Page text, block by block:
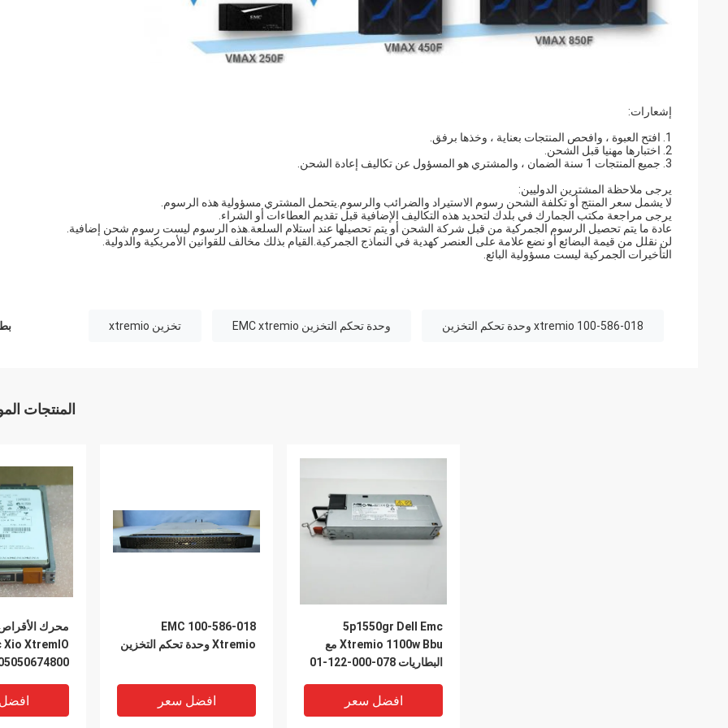
إشعارات:
1. افتح العبوة ، وافحص المنتجات بعناية ، وخذها برفق.
2. اختبارها مهنيا قبل الشحن.
3. جميع المنتجات 1 سنة الضمان ، والمشتري هو المسؤول عن تكاليف إعادة الشحن.
يرجى ملاحظة المشترين الدوليين:
لا يشمل سعر المنتج أو تكلفة الشحن رسوم الاستيراد والضرائب والرسوم.يتحمل المشتري مسؤولية هذه الرسوم.
يرجى مراجعة مكتب الجمارك في بلدك لتحديد هذه التكاليف الإضافية قبل تقديم العطاءات أو الشراء.
عادة ما يتم تحصيل الرسوم الجمركية من قبل شركة الشحن أو يتم تحصيلها عند استلام السلعة.هذه الرسوم ليست رسوم شحن إضافية.
لن نقلل من قيمة البضائع أو نضع علامة على العنصر كهدية في النماذج الجمركية.القيام بذلك مخالف للقوانين الأمريكية والدولية.
التأخيرات الجمركية ليست مسؤولية البائع.
100-586-018 xtremio وحدة تحكم التخزين وحدة تحكم التخزين EMC xtremio تخزين xtremio
المنتجات
Xio XtremIO
100-586-018 EMC
Xtremio وحدة تحكم التخزين
افضل سعر
5p1550gr Dell Emc
Xtremio 1100w Bbu مع
البطاريات 078-000-122-01
افضل سعر